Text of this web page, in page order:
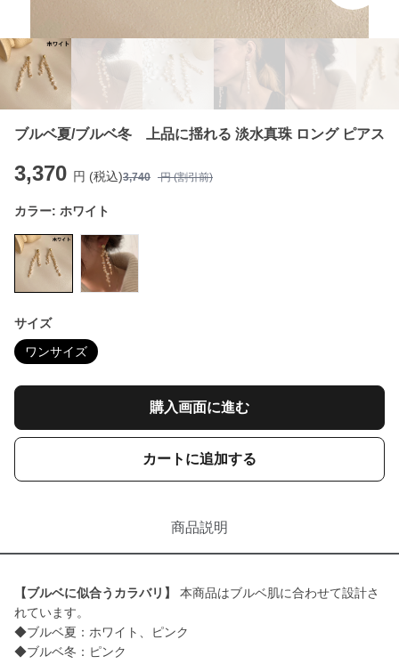
ブルベ夏/ブルベ冬 上品に揺れる 淡水真珠 ロング ピアス
3,370 円 (税込)3,740 円 (割引前)
カラー: ホワイト
サイズ
ワンサイズ
購入画面に進む
カートに追加する
商品説明
【ブルベに似合うカラバリ】
本商品はブルベ肌に合わせて設計さ
れています。
◆ブルベ夏：ホワイト、ピンク
◆ブルベ冬：ピンク